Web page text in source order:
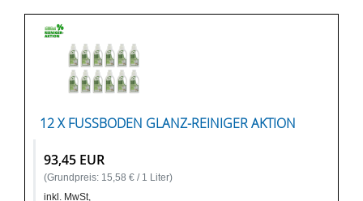
12 X FUSSBODEN GLANZ-REINIGER AKTION
93,45 EUR
(Grundpreis: 15,58 € / 1 Liter)
inkl. MwSt,